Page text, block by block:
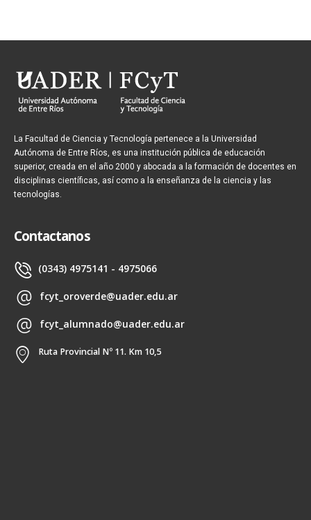
La Facultad de Ciencia y Tecnología pertenece a la Universidad
Autónoma de Entre Ríos, es una institución pública de educación
superior, creada en el año 2000 y abocada a la formación de docentes en
disciplinas científicas, así como a la enseñanza de la ciencia y las
tecnologías.
Contactanos
(0343) 4975141 - 4975066
fcyt_oroverde@uader.edu.ar
fcyt_alumnado@uader.edu.ar
Ruta Provincial Nº 11. Km 10,5